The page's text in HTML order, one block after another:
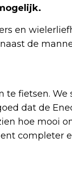
en
de
te fietsen. We
dat de
hoe mooi
completer